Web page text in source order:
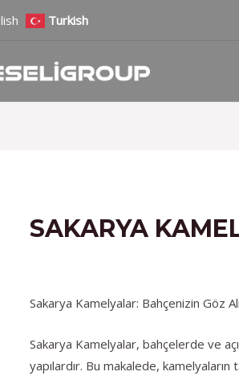
Turkish
SAKARYA
Sakarya Kamelyalar: Bahçenizin Göz
Sakarya Kamelyalar, bahçelerde ve
yapılardır. Bu makalede,